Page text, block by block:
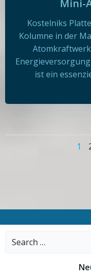
Mini-
Kostelniks
Kolumne in der
ist ein
1
Search